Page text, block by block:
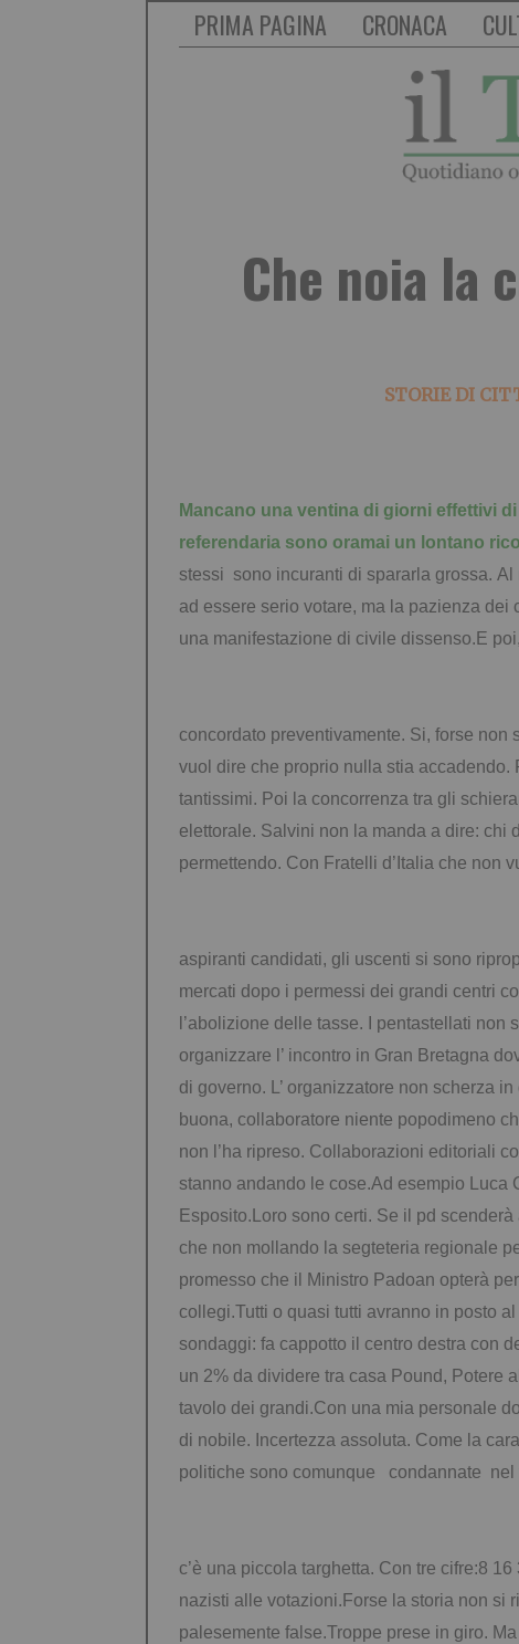
PRIMA PAGINA CRONACA
Che noia la
STORIE DI
Mancano una ventina di giorni effettivi
referendaria sono oramai un lontano
stessi sono incuranti di spararla grossa.
ad essere serio votare, ma la pazienza dei
una manifestazione di civile dissenso.E
concordato preventivamente. Si, forse
vuol dire che proprio nulla stia
tantissimi. Poi la concorrenza tra gli
elettorale. Salvini non la manda a dire:
permettendo. Con Fratelli d’Italia che non
aspiranti candidati, gli uscenti si sono
mercati dopo i permessi dei grandi centri
l’abolizione delle tasse. I pentastellati non
organizzare l’ incontro in Gran Bretagna
di governo. L’ organizzatore non scherza
buona, collaboratore niente popodimeno
non l’ha ripreso. Collaborazioni editoriali
stanno andando le cose.Ad esempio Luca
Esposito.Loro sono certi. Se il pd
che non mollando la segteteria regionale
promesso che il Ministro Padoan opterà
collegi.Tutti o quasi tutti avranno in posto al
sondaggi: fa cappotto il centro destra con
un 2% da dividere tra casa Pound, Potere
tavolo dei grandi.Con una mia personale
di nobile. Incertezza assoluta. Come la
politiche sono comunque condannate nel
c’è una piccola targhetta. Con tre cifre:8 16
nazisti alle votazioni.Forse la storia non si
palesemente false.Troppe prese in giro.